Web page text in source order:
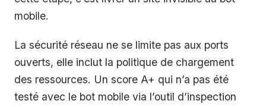
mobile.
La sécurité réseau ne se limite pas aux ports
ouverts, elle inclut la politique de chargement
des ressources. Un score A+ qui n’a pas été
testé avec le bot mobile via l’outil d’inspection